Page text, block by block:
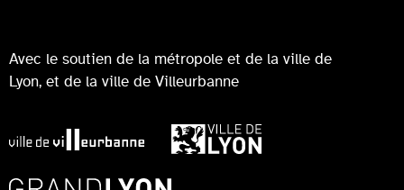
Avec le soutien de la métropole et de la ville de
Lyon, et de la ville de Villeurbanne